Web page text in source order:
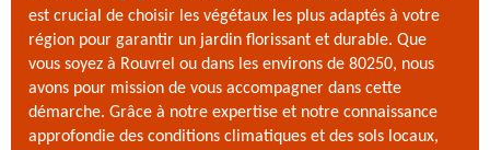
est crucial de choisir les végétaux les plus adaptés à votre
région pour garantir un jardin florissant et durable. Que
vous soyez à Rouvrel ou dans les environs de 80250, nous
avons pour mission de vous accompagner dans cette
démarche. Grâce à notre expertise et notre connaissance
approfondie des conditions climatiques et des sols locaux,